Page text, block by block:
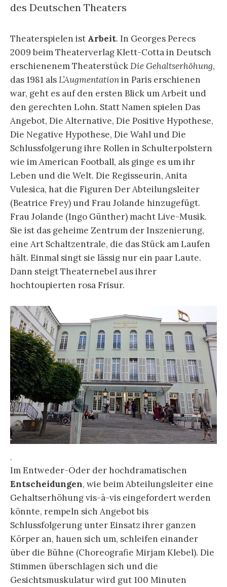
des Deutschen Theaters
Theaterspielen ist Arbeit. In Georges Perecs
2009 beim Theaterverlag Klett-Cotta in Deutsch
erschienenem TheaterstückDie Gehaltserhöhung,
das 1981 alsL’Augmentationin Paris erschienen
war, geht es auf den ersten Blick um Arbeit und
den gerechten Lohn. Statt Namen spielen Das
Angebot, Die Alternative, Die Positive Hypothese,
Die Negative Hypothese, Die Wahl und Die
Schlussfolgerung ihre Rollen in Schulterpolstern
wie im American Football, als ginge es um ihr
Leben und die Welt. Die Regisseurin, Anita
Vulesica, hat die Figuren Der Abteilungsleiter
(Beatrice Frey) und Frau Jolande hinzugefügt.
Frau Jolande (Ingo Günther) macht Live-Musik.
Sie ist das geheime Zentrum der Inszenierung,
eine Art Schaltzentrale, die das Stück am Laufen
hält. Einmal singt sie lässig nur ein paar Laute.
Dann steigt Theaternebel aus ihrer
hochtoupierten rosa Frisur.
.
Im Entweder-Oder der hochdramatischen
Entscheidungen, wie beim Abteilungsleiter eine
Gehaltserhöhung vis-à-vis eingefordert werden
könnte, rempeln sich Angebot bis
Schlussfolgerung unter Einsatz ihrer ganzen
Körper an, hauen sich um, schleifen einander
über die Bühne (Choreografie Mirjam Klebel). Die
Stimmen überschlagen sich und die
Gesichtsmuskulatur wird gut 100 Minuten